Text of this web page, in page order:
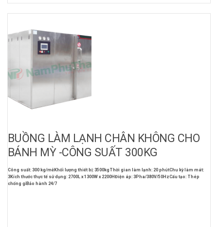
BUỒNG LÀM LẠNH CHÂN KHÔNG CHO
BÁNH MỲ -CÔNG SUẤT 300KG
Công suất: 300 kg/mẻKhối lượng thiết bị: 3500kg Thời gian làm lạnh: 20 phútChu kỳ làm mát:
3Kích thước thực tế sử dụng: 2700L x 1300W x 2200H Điện áp: 3Pha/380V/50HzCấu tạo: Thép
chống gỉBảo hành 24/7